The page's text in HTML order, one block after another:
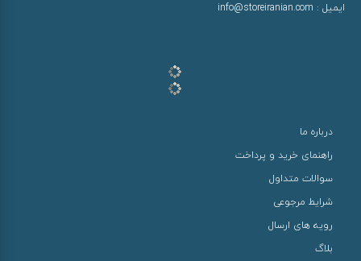
ایمیل : info@storeiranian.com
درباره ما
راهنمای خرید و پرداخت
سوالات متداول
شرایط مرجوعی
رویه های ارسال
بلاگ